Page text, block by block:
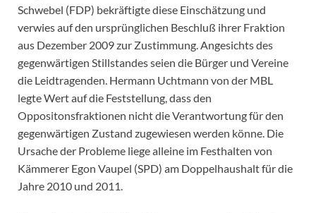
Schwebel (FDP) bekräftigte diese Einschätzung und
verwies auf den ursprünglichen Beschluß ihrer Fraktion
aus Dezember 2009 zur Zustimmung. Angesichts des
gegenwärtigen Stillstandes seien die Bürger und Vereine
die Leidtragenden. Hermann Uchtmann von der MBL
legte Wert auf die Feststellung, dass den
Oppositonsfraktionen nicht die Verantwortung für den
gegenwärtigen Zustand zugewiesen werden könne. Die
Ursache der Probleme liege alleine im Festhalten von
Kämmerer Egon Vaupel (SPD) am Doppelhaushalt für die
Jahre 2010 und 2011.